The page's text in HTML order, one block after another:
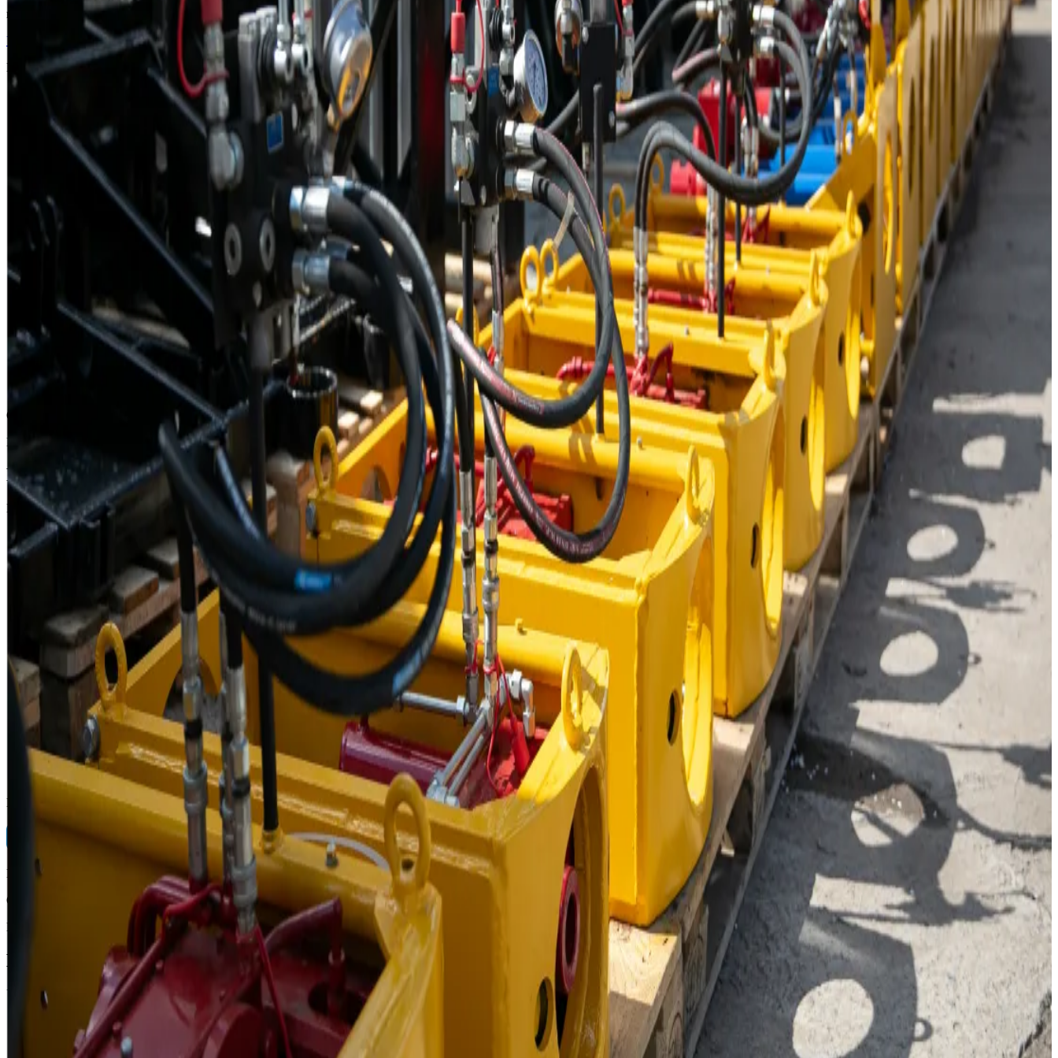
в зависимости от комплектации
Условия акции
В предложение входит
Скидка
10-15 %
Бесплатное обучение
Обучение
12 месяцев
Техническое сопровождение
Техническое сопровождение
на всех этапах жизненного цикла оборудования
ООО «Гидрофоб»
Важное объявление
Резервные номера связи
В связи с возможными перебоями в работе связи просим помимо основного номера использовать резервные
Городской
+7 989 620-00-32
Диана
+7 988 540-01-79
Анастасия
+7 988 540-05-79
Наталья
+7 989 516-46-95
Мы на связи
Готовы помочь по любым вопросам. Благодарим за понимание!
ООО «Гидрофоб»
zavodgnb.ru
Каталог
Широкий выбор буровой техники высокого качества
Установки от компактных и модульных до колоссальных и мощных
Установки ГНБ
Прокольные установки
Продавливание труб